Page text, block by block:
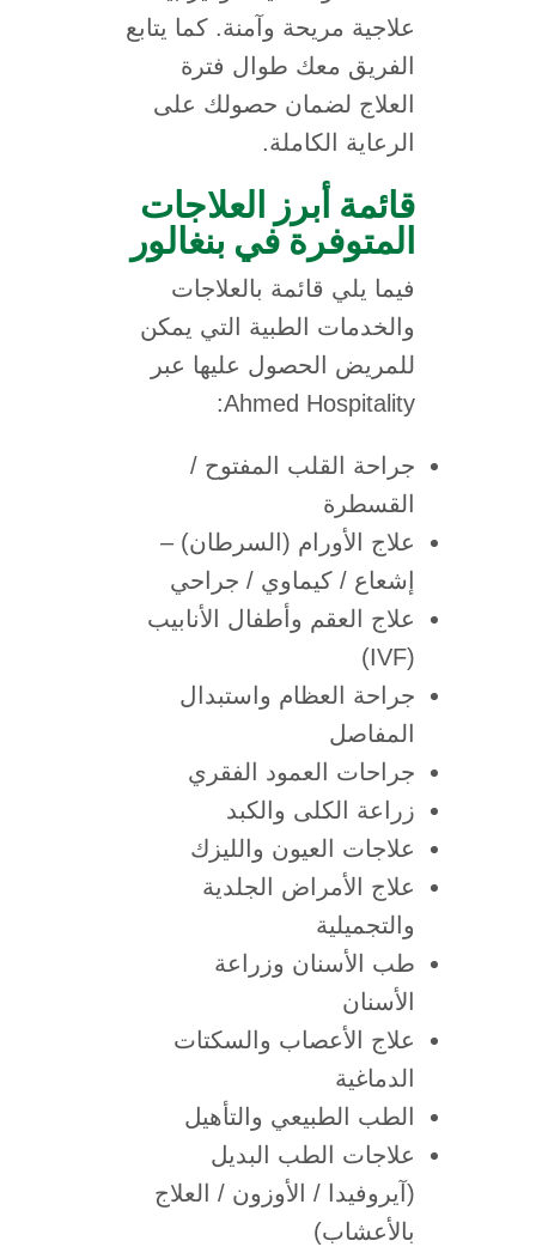
علاجية مريحة وآمنة. كما يتابع
الفريق معك طوال فترة
العلاج لضمان حصولك على
الرعاية الكاملة.
قائمة أبرز العلاجات
المتوفرة في بنغالور
فيما يلي قائمة بالعلاجات
والخدمات الطبية التي يمكن
للمريض الحصول عليها عبر
Ahmed Hospitality:
جراحة القلب المفتوح /
القسطرة
علاج الأورام (السرطان) –
إشعاع / كيماوي / جراحي
علاج العقم وأطفال الأنابيب
(IVF)
جراحة العظام واستبدال
المفاصل
جراحات العمود الفقري
زراعة الكلى والكبد
علاجات العيون والليزك
علاج الأمراض الجلدية
والتجميلية
طب الأسنان وزراعة
الأسنان
علاج الأعصاب والسكتات
الدماغية
الطب الطبيعي والتأهيل
علاجات الطب البديل
(آيروفيدا / الأوزون / العلاج
بالأعشاب)